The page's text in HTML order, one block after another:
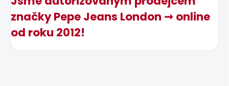
značky Pepe Jeans London ➞ online
od roku 2012!